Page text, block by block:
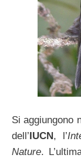
Si aggiungono
dell’IUCN, l’
Nature.